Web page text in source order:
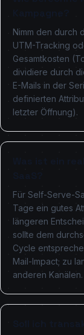
Nimm den durch
UTM-Tracking
Gesamtkosten
dividiere durch
E-Mails in der
definierten
letzter Öffnung).
Für Self-Serve-
Tage ein gutes
längeren
sollte dem
Cycle
Mail-Impact; zu
anderen Kanälen.